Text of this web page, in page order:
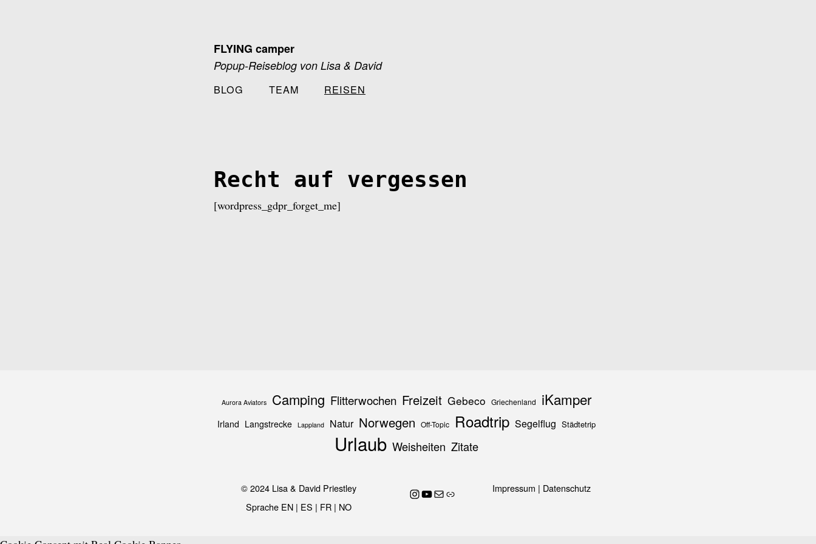
FLYING camper
Popup-Reiseblog von Lisa & David
BLOG TEAM REISEN
Recht auf vergessen
[wordpress_gdpr_forget_me]
Aurora Aviators Camping Flitterwochen Freizeit Gebeco Griechenland iKamper
Irland Langstrecke Lappland Natur Norwegen Off-Topic Roadtrip Segelflug Städtetrip
Urlaub Weisheiten Zitate
© 2024 Lisa & David Priestley
Sprache EN | ES | FR | NO
flying.camper.eu YouTube E-Mail Link Impressum | Datenschutz